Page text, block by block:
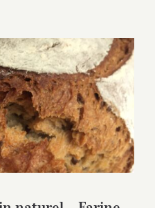
naturel – Farine
Bio